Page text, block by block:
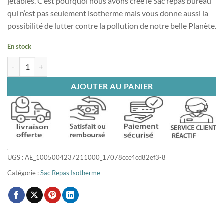
qui n’est pas seulement isotherme mais vous donne aussi la
possibilité de lutter contre la pollution de notre belle Planète.
En stock
AJOUTER AU PANIER
UGS :AE_1005004237211000_17078ccc4cd82ef3-8
Catégorie :Sac Repas Isotherme